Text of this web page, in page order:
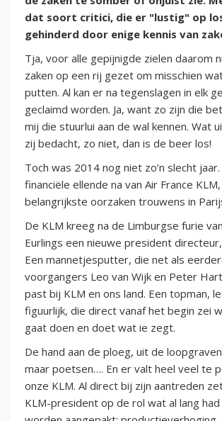
dat soort critici, die er "lustig" op
gehinderd door enige kennis van
Tja, voor alle gepijnigde zielen daarom
zaken op een rij gezet om misschien
putten. Al kan er na tegenslagen in elk
geclaimd worden. Ja, want zo zijn die
mij die stuurlui aan de wal kennen. Wat
zij bedacht, zo niet, dan is de beer los!
Toch was 2014 nog niet zo’n slecht
financiële ellende na van Air France
belangrijkste oorzaken trouwens in
De KLM kreeg na de Limburgse furie
Eurlings een nieuwe president
Een mannetjesputter, die net als
voorgangers Leo van Wijk en Peter
past bij KLM en ons land. Een topman,
figuurlijk, die direct vanaf het begin zei
gaat doen en doet wat ie zegt.
De hand aan de ploeg, uit de
maar poetsen…. En er valt heel veel te
onze KLM. Al direct bij zijn aantreden
KLM-president op de rol wat al lang